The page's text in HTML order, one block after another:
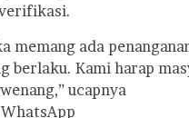
memang ada
berlaku. Kami harap
ucapnya